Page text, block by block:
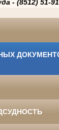
- (8512) 51-